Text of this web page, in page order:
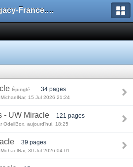
Legacy-France.org - Forum
Épinglé 34 pages
15 Jul 2026 21:24
- UW Miracle 121 pages
OdellBox, aujourd'hui, 18:25
39 pages
30 Jul 2026 04:01